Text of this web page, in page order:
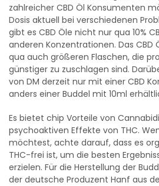
zahlreicher CBD Öl Konsumenten
Dosis aktuell bei verschiedenen
gibt es CBD Öle nicht nur qua 10%
anderen Konzentrationen. Das CBD
qua auch größeren Flaschen, die
günstiger zu zuschlagen sind.
von DM derzeit nur mit einer CBD
anders einer Buddel mit 10ml
Es bietet chip Vorteile von
psychoaktiven Effekte von THC.
möchtest, achte darauf, dass es
THC-frei ist, um die besten
erzielen. Für die Herstellung der
der deutsche Produzent Hanf aus